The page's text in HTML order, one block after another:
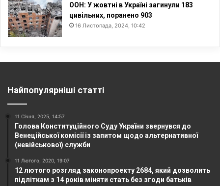
ООН: У жовтні в Україні загинули 183
цивільних, поранено 903
16 Листопада, 2024, 10:42
Найпопулярніші статті
11 Січня, 2025, 14:57
Голова Конституційного Суду України звернувся до
Венеційської комісії із запитом щодо альтернативної
(невійськової) служби
11 Лютого, 2020, 19:07
12 лютого розгляд законопроекту 2684, який дозволить
підліткам з 14 років міняти стать без згоди батьків